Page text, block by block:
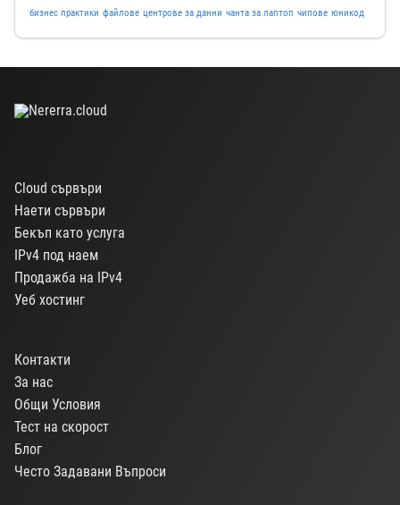
бизнес практики файлове центрове за данни чанта за лаптоп чипове юникод
Cloud сървъри
Наети сървъри
Бекъп като услуга
IPv4 под наем
Продажба на IPv4
Уеб хостинг
Контакти
За нас
Общи Условия
Тест на скорост
Блог
Често Задавани Въпроси